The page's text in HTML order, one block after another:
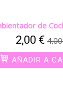
de
2,00 €
AÑADIR A